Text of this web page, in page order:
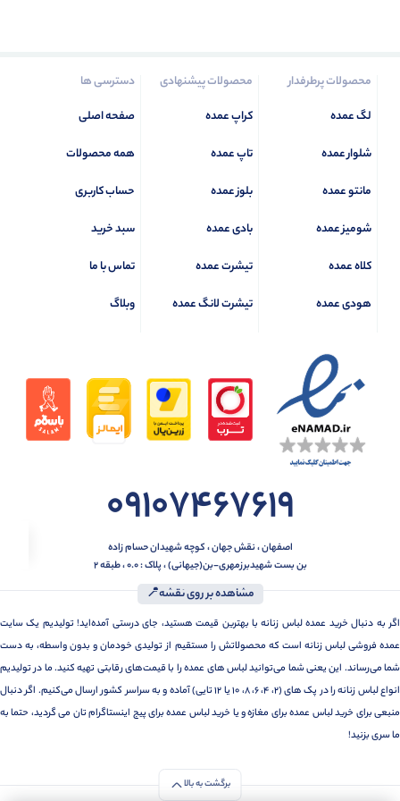
محصولات پرطرفدار
لگ عمده
شلوار عمده
مانتو عمده
شومیز عمده
کلاه عمده
هودی عمده
محصولات پیشنهادی
کراپ عمده
تاپ عمده
بلوز عمده
بادی عمده
تیشرت عمده
تیشرت لانگ عمده
دسترسی ها
صفحه اصلی
همه محصولات
حساب کاربری
سبد خرید
تماس با ما
وبلاگ
09107467619
اصفهان ، نقش جهان ، کوچه شهیدان حسام زاده
بن بست شهیدبرزمهری-بن(جیهانی) ، پلاک : 0.0 ، طبقه 2
مشاهده بر روی نقشه📍
اگر به دنبال خرید عمده لباس زنانه با بهترین قیمت هستید، جای درستی آمده‌اید! تولیدیم یک سایت
عمده فروشی لباس زنانه است که محصولاتش را مستقیم از تولیدی خودمان و بدون واسطه، به دست
شما می‌رساند. این یعنی شما می‌توانید لباس های عمده را با قیمت‌های رقابتی تهیه کنید. ما در تولیدیم
انواع لباس زنانه را در پک های (2، 4، 6، 8، 10 یا 12 تایی) آماده و به سراسر کشور ارسال می‌کنیم. اگر دنبال
منبعی برای خرید لباس عمده برای مغازه و یا خرید لباس عمده برای پیج اینستاگرام تان می گردید، حتما به
ما سری بزنید!
برگشت به بالا